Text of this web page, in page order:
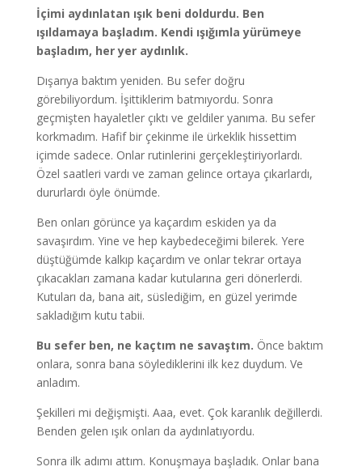
İçimi aydınlatan ışık beni doldurdu. Ben
ışıldamaya başladım. Kendi ışığımla yürümeye
başladım, her yer aydınlık.
Dışarıya baktım yeniden. Bu sefer doğru
görebiliyordum. İşittiklerim batmıyordu. Sonra
geçmişten hayaletler çıktı ve geldiler yanıma. Bu sefer
korkmadım. Hafif bir çekinme ile ürkeklik hissettim
içimde sadece. Onlar rutinlerini gerçekleştiriyorlardı.
Özel saatleri vardı ve zaman gelince ortaya çıkarlardı,
dururlardı öyle önümde.
Ben onları görünce ya kaçardım eskiden ya da
savaşırdım. Yine ve hep kaybedeceğimi bilerek. Yere
düştüğümde kalkıp kaçardım ve onlar tekrar ortaya
çıkacakları zamana kadar kutularına geri dönerlerdi.
Kutuları da, bana ait, süslediğim, en güzel yerimde
sakladığım kutu tabii.
Bu sefer ben, ne kaçtım ne savaştım. Önce baktım
onlara, sonra bana söylediklerini ilk kez duydum. Ve
anladım.
Şekilleri mi değişmişti. Aaa, evet. Çok karanlık değillerdi.
Benden gelen ışık onları da aydınlatıyordu.
Sonra ilk adımı attım. Konuşmaya başladık. Onlar bana